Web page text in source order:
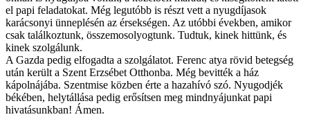
el papi feladatokat. Még legutóbb is részt vett a nyugdíjasok
karácsonyi ünneplésén az érsekségen. Az utóbbi években, amikor
csak találkoztunk, összemosolyogtunk. Tudtuk, kinek hittünk, és
kinek szolgálunk.
A Gazda pedig elfogadta a szolgálatot. Ferenc atya rövid betegség
után került a Szent Erzsébet Otthonba. Még bevitték a ház
kápolnájába. Szentmise közben érte a hazahívó szó. Nyugodjék
békében, helytállása pedig erősítsen meg mindnyájunkat papi
hivatásunkban! Ámen.